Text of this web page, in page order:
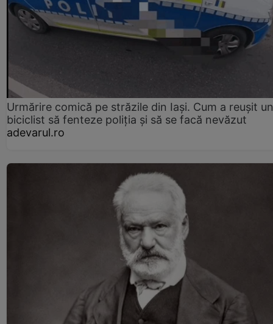
Urmărire comică pe străzile din Iași. Cum a reușit un
biciclist să fenteze poliția și să se facă nevăzut
adevarul.ro